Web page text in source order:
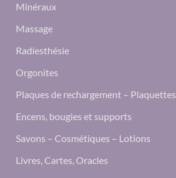
Minéraux
Massage
Radiesthésie
Orgonites
Plaques de rechargement – Plaquettes
Encens, bougies et supports
Savons – Cosmétiques – Lotions
Livres, Cartes, Oracles